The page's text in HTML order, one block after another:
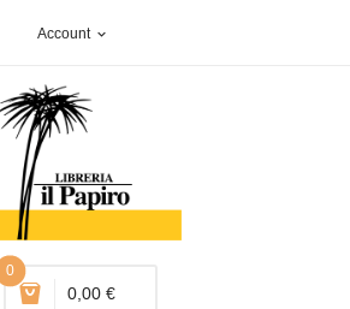
Account expand_more
0
0,00 €